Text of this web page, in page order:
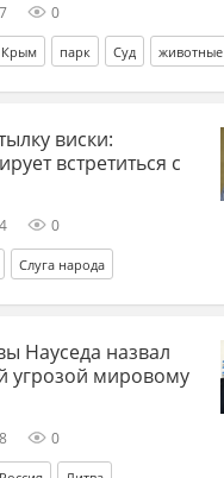
0
Крым парк Суд животные
виски:
встретиться с
0
Слуга народа
Джокер Давид Арахамия
Науседа назвал
угрозой мировому
0